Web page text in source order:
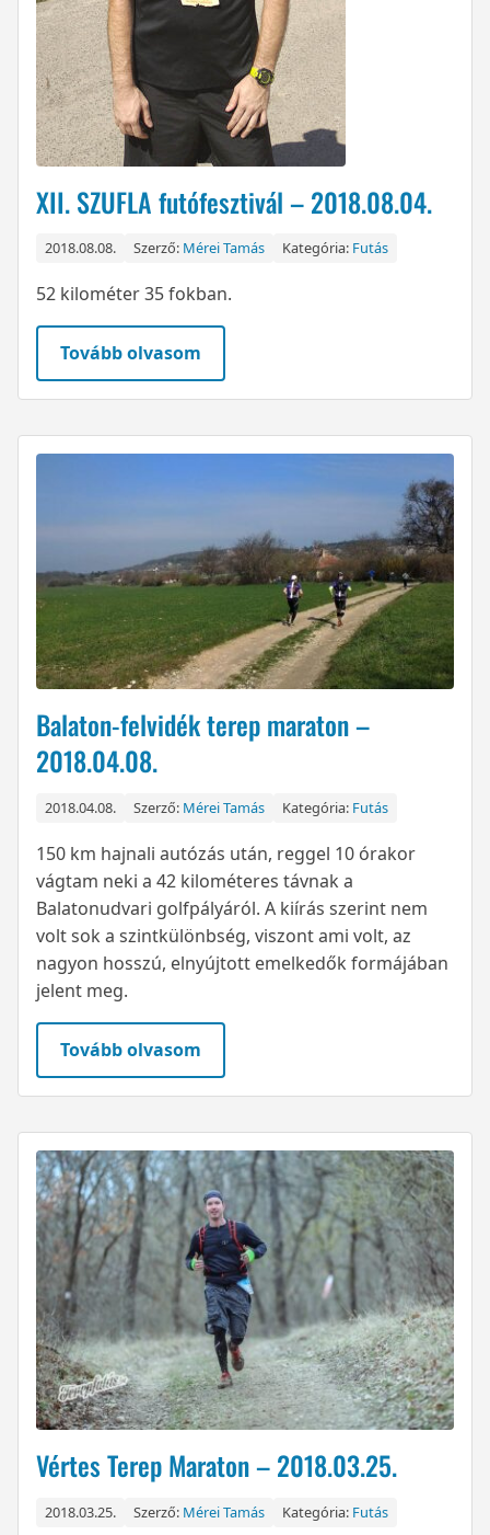
XII. SZUFLA futófesztivál – 2018.08.04.
2018.08.08. Szerző: Mérei Tamás Kategória: Futás
52 kilométer 35 fokban.
Tovább olvasom
Balaton-felvidék terep maraton –
2018.04.08.
2018.04.08. Szerző: Mérei Tamás Kategória: Futás
150 km hajnali autózás után, reggel 10 órakor
vágtam neki a 42 kilométeres távnak a
Balatonudvari golfpályáról. A kiírás szerint nem
volt sok a szintkülönbség, viszont ami volt, az
nagyon hosszú, elnyújtott emelkedők formájában
jelent meg.
Tovább olvasom
Vértes Terep Maraton – 2018.03.25.
2018.03.25. Szerző: Mérei Tamás Kategória: Futás